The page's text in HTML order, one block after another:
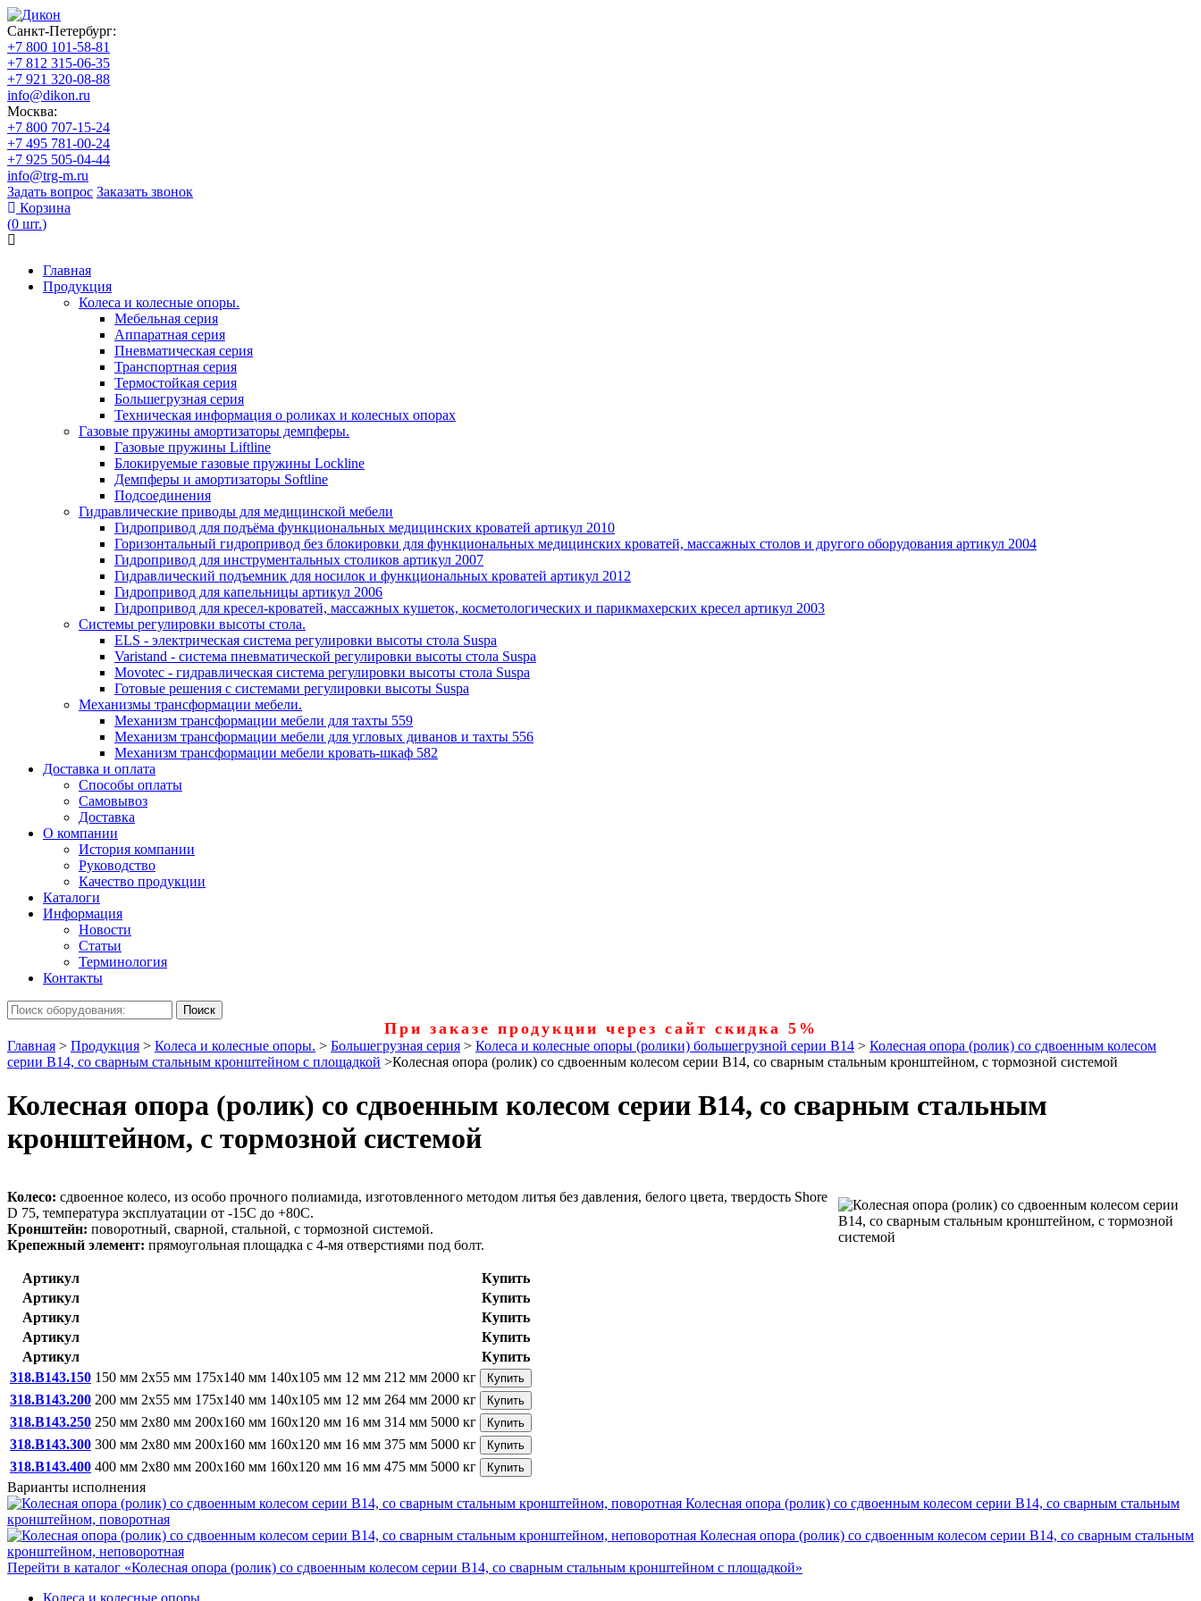
Санкт-Петербург:
+7 800 101-58-81
+7 812 315-06-35
+7 921 320-08-88
info@dikon.ru
Москва:
+7 800 707-15-24
+7 495 781-00-24
+7 925 505-04-44
info@trg-m.ru
Задать вопрос Заказать звонок
Корзина
(0 шт.)
Главная
Продукция
Колеса и колесные опоры.
Мебельная серия
Аппаратная серия
Пневматическая серия
Транспортная серия
Термостойкая серия
Большегрузная серия
Техническая информация о роликах и колесных опорах
Газовые пружины амортизаторы демпферы.
Газовые пружины Liftline
Блокируемые газовые пружины Lockline
Демпферы и амортизаторы Softline
Подсоединения
Гидравлические приводы для медицинской мебели
Гидропривод для подъёма функциональных медицинских кроватей артикул 2010
Горизонтальный гидропривод без блокировки для функциональных медицинских кроватей, массажных столов и другого оборудования артикул 2004
Гидропривод для инструментальных столиков артикул 2007
Гидравлический подъемник для носилок и функциональных кроватей артикул 2012
Гидропривод для капельницы артикул 2006
Гидропривод для кресел-кроватей, массажных кушеток, косметологических и парикмахерских кресел артикул 2003
Системы регулировки высоты стола.
ELS - электрическая система регулировки высоты стола Suspa
Varistand - система пневматической регулировки высоты стола Suspa
Movotec - гидравлическая система регулировки высоты стола Suspa
Готовые решения с системами регулировки высоты Suspa
Механизмы трансформации мебели.
Механизм трансформации мебели для тахты 559
Механизм трансформации мебели для угловых диванов и тахты 556
Механизм трансформации мебели кровать-шкаф 582
Доставка и оплата
Способы оплаты
Самовывоз
Доставка
О компании
История компании
Руководство
Качество продукции
Каталоги
Информация
Новости
Статьи
Терминология
Контакты
При заказе продукции через сайт скидка 5%
Главная > Продукция > Колеса и колесные опоры. > Большегрузная серия > Колеса и колесные опоры (ролики) большегрузной серии В14 > Колесная опора (ролик) со сдвоенным колесом
серии В14, со сварным стальным кронштейном с площадкой >Колесная опора (ролик) со сдвоенным колесом серии В14, со сварным стальным кронштейном, с тормозной системой
Колесная опора (ролик) со сдвоенным колесом серии В14, со сварным стальным
кронштейном, с тормозной системой
Колесо: сдвоенное колесо, из особо прочного полиамида, изготовленного методом литья без давления, белого цвета, твердость Shore
D 75, температура эксплуатации от -15С до +80С.
Кронштейн: поворотный, сварной, стальной, с тормозной системой.
Крепежный элемент: прямоугольная площадка с 4-мя отверстиями под болт.
Артикул
Купить
Артикул
Купить
Артикул
Купить
Артикул
Купить
Артикул
Купить
318.B143.150 150 мм 2x55 мм 175x140 мм 140x105 мм 12 мм 212 мм 2000 кг Купить
318.B143.200 200 мм 2x55 мм 175x140 мм 140x105 мм 12 мм 264 мм 2000 кг Купить
318.B143.250 250 мм 2x80 мм 200x160 мм 160x120 мм 16 мм 314 мм 5000 кг Купить
318.B143.300 300 мм 2x80 мм 200x160 мм 160x120 мм 16 мм 375 мм 5000 кг Купить
318.B143.400 400 мм 2x80 мм 200x160 мм 160x120 мм 16 мм 475 мм 5000 кг Купить
Варианты исполнения
Колесная опора (ролик) со сдвоенным колесом серии В14, со сварным стальным
кронштейном, поворотная
Колесная опора (ролик) со сдвоенным колесом серии В14, со сварным стальным
кронштейном, неповоротная
Перейти в каталог «Колесная опора (ролик) со сдвоенным колесом серии В14, со сварным стальным кронштейном с площадкой»
Колеса и колесные опоры.